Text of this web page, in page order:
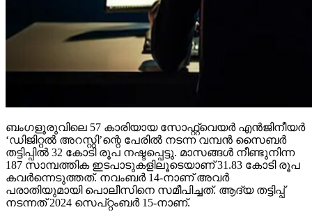
ബംഗളൂരുവിലെ 57 കാരിയായ സോഫ്റ്റ്വെയര്‍ എന്‍ജിനീയര്‍
‘ഡിജിറ്റല്‍ അറസ്റ്റി’ന്റെ പേരില്‍ നടന്ന വമ്പന്‍ സൈബര്‍
തട്ടിപ്പില്‍ 32 കോടി രൂപ നഷ്ടപ്പെട്ടു. മാസങ്ങള്‍ നീണ്ടുനിന്ന
187 സാമ്പത്തിക ഇടപാടുകളിലൂടെയാണ് 31.83 കോടി രൂപ
കവര്‍ന്നെടുത്തത്. നവംബര്‍ 14-നാണ് അവര്‍
പരാതിയുമായി പൊലീസിനെ സമീപിച്ചത്. ആദ്യ തട്ടിപ്പ്
നടന്നത് 2024 സെപ്റ്റംബര്‍ 15-നാണ്.